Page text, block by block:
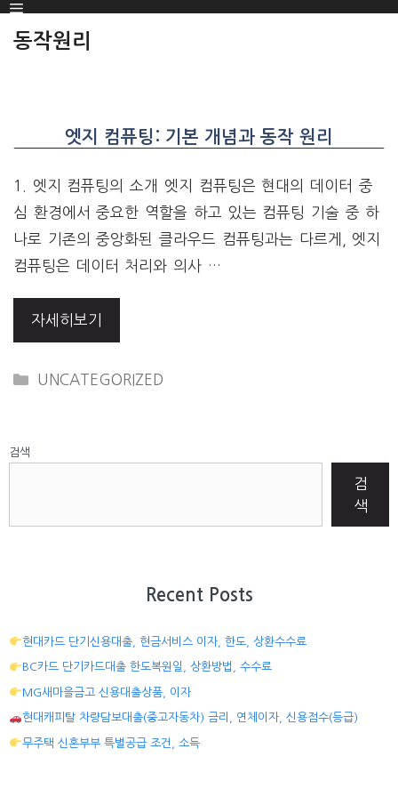
SKIP
TO
Menu
동작원리
엣지 컴퓨팅: 기본 개념과 동작 원리
1. 엣지 컴퓨팅의 소개 엣지 컴퓨팅은 현대의 데이터 중
심 환경에서 중요한 역할을 하고 있는 컴퓨팅 기술 중 하
나로 기존의 중앙화된 클라우드 컴퓨팅과는 다르게, 엣지
컴퓨팅은 데이터 처리와 의사 …
자세히보기
CATEGORIES
UNCATEGORIZED
검색
검
색
Recent Posts
현대카드 단기신용대출, 현금서비스 이자, 한도, 상환수수료
BC카드 단기카드대출 한도복원일, 상환방법, 수수료
MG새마을금고 신용대출상품, 이자
현대캐피탈 차량담보대출(중고자동차) 금리, 연체이자, 신용점수(등급)
무주택 신혼부부 특별공급 조건, 소득